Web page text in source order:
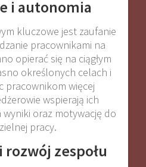
i autonomia
kluczowe jest zaufanie
pracownikami na
opierać się na ciągłym
określonych celach i
pracownikom więcej
wspierają ich
oraz motywację do
pracy.
rozwój zespołu